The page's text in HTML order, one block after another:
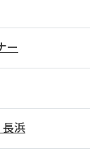
ー
長浜